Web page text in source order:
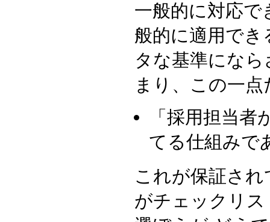
一般的に対応で
般的に適用で
タな基準にな
まり、この一点
「採用担当
てる仕組みで
これが保証さ
がチェックリ